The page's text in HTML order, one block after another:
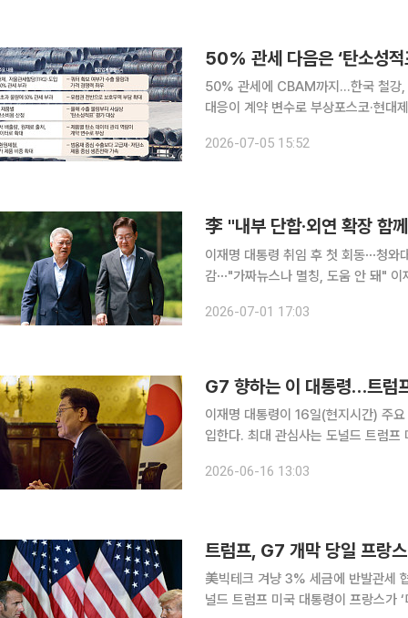
50% 관세 다음은 ‘탄소성
50% 관세에 CBAM까지…한국 철강,
대응이 계약 변수로 부상포스코·현대제철
국이 철강 쿼터를 축소하고 초과 물
2026-07-05 15:52
이재명 대통령 취임 후 첫 회동⋯청와
감⋯"가짜뉴스나 멸칭, 도움 안 돼" 이재명 대통령과 문재인 전 대통령이 1일 오찬 회동을 갖고 민주
구조적 다수를 만들어야 한다"고 밝
2026-07-01 17:03
G7 향하는 이 대통령…트럼
이재명 대통령이 16일(현지시간) 주
입한다. 최대 관심사는 도널드 트럼
등 주요국 정상들과 어떤 협력의 접점
2026-06-16 13:03
美빅테크 겨냥 3% 세금에 반발관세
널드 트럼프 미국 대통령이 프랑스가